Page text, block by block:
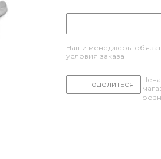
Наши менеджеры
условия заказа
Поделиться